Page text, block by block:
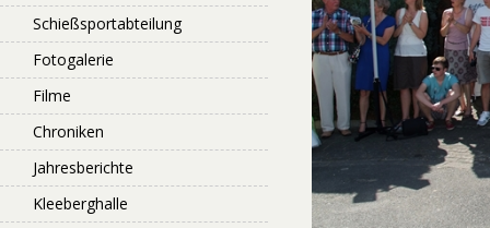
Schießsportabteilung
Fotogalerie
Filme
Chroniken
Jahresberichte
Kleeberghalle